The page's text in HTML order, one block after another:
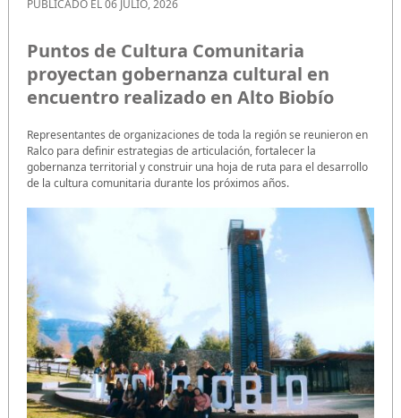
PUBLICADO EL 06 JULIO, 2026
Puntos de Cultura Comunitaria
proyectan gobernanza cultural en
encuentro realizado en Alto Biobío
Representantes de organizaciones de toda la región se reunieron en
Ralco para definir estrategias de articulación, fortalecer la
gobernanza territorial y construir una hoja de ruta para el desarrollo
de la cultura comunitaria durante los próximos años.